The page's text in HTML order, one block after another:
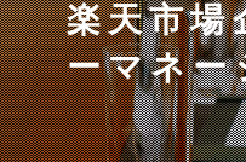
楽天市
ーマネ